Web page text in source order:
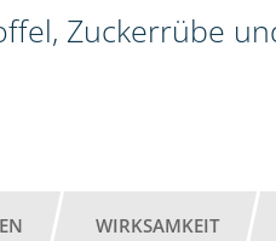
Zuckerrübe
WIRKSAMKEIT